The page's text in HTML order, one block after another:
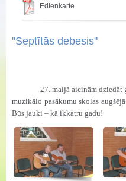
Ēdienkarte
"Septītās debesis"
27. maijā aicinām dziedāt
muzikālo pasākumu skolas
Būs jauki – kā ikkatru gadu!